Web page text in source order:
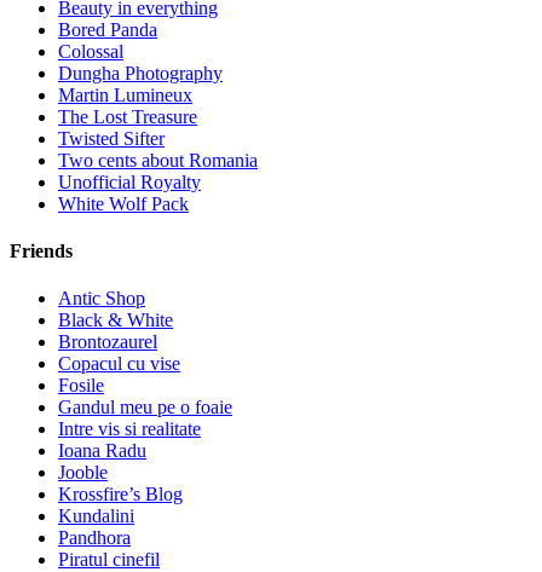
Beauty in everything
Bored Panda
Colossal
Dungha Photography
Martin Lumineux
The Lost Treasure
Twisted Sifter
Two cents about Romania
Unofficial Royalty
White Wolf Pack
Friends
Antic Shop
Black & White
Brontozaurel
Copacul cu vise
Fosile
Gandul meu pe o foaie
Intre vis si realitate
Ioana Radu
Jooble
Krossfire’s Blog
Kundalini
Pandhora
Piratul cinefil